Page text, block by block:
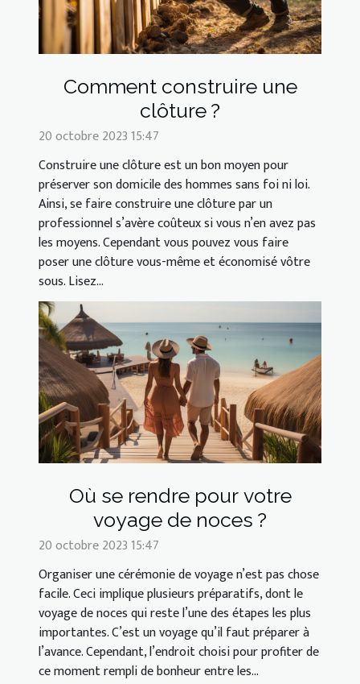
Comment construire une
clôture ?
20 octobre 2023 15:47
Construire une clôture est un bon moyen pour
préserver son domicile des hommes sans foi ni loi.
Ainsi, se faire construire une clôture par un
professionnel s’avère coûteux si vous n’en avez pas
les moyens. Cependant vous pouvez vous faire
poser une clôture vous-même et économisé vôtre
sous. Lisez...
Où se rendre pour votre
voyage de noces ?
20 octobre 2023 15:47
Organiser une cérémonie de voyage n’est pas chose
facile. Ceci implique plusieurs préparatifs, dont le
voyage de noces qui reste l’une des étapes les plus
importantes. C’est un voyage qu’il faut préparer à
l’avance. Cependant, l’endroit choisi pour profiter de
ce moment rempli de bonheur entre les...